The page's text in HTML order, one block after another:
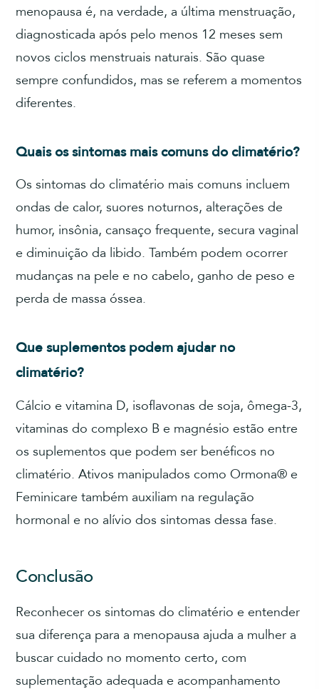
menopausa é, na verdade, a última menstruação,
diagnosticada após pelo menos 12 meses sem
novos ciclos menstruais naturais. São quase
sempre confundidos, mas se referem a momentos
diferentes.
Quais os sintomas mais comuns do climatério?
Os sintomas do climatério mais comuns incluem
ondas de calor, suores noturnos, alterações de
humor, insônia, cansaço frequente, secura vaginal
e diminuição da libido. Também podem ocorrer
mudanças na pele e no cabelo, ganho de peso e
perda de massa óssea.
Que suplementos podem ajudar no
climatério?
Cálcio e vitamina D, isoflavonas de soja, ômega-3,
vitaminas do complexo B e magnésio estão entre
os suplementos que podem ser benéficos no
climatério. Ativos manipulados como Ormona® e
Feminicare também auxiliam na regulação
hormonal e no alívio dos sintomas dessa fase.
Conclusão
Reconhecer os sintomas do climatério e entender
sua diferença para a menopausa ajuda a mulher a
buscar cuidado no momento certo, com
suplementação adequada e acompanhamento